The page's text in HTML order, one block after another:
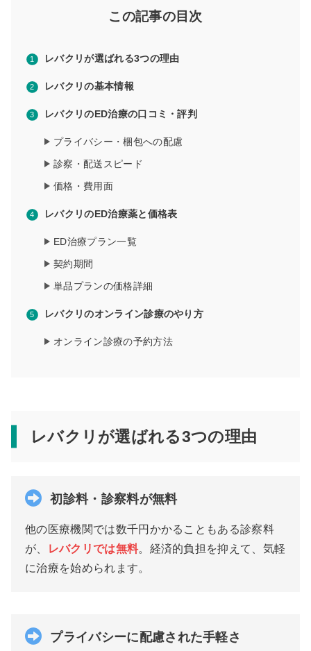
この記事の目次
レバクリが選ばれる3つの理由
レバクリの基本情報
レバクリのED治療の口コミ・評判
プライバシー・梱包への配慮
診察・配送スピード
価格・費用面
レバクリのED治療薬と価格表
ED治療プラン一覧
契約期間
単品プランの価格詳細
レバクリのオンライン診療のやり方
オンライン診療の予約方法
レバクリが選ばれる3つの理由
初診料・診察料が無料
他の医療機関では数千円かかることもある診察料
が、
レバクリでは無料。経済的負担を抑えて、気軽
に治療を始められます。
プライバシーに配慮された手軽さ